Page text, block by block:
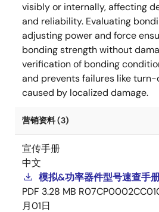
visibly or internally, affecting
and reliability. Evaluating
adjusting power and force
bonding strength without
verification of bonding
and prevents failures like
caused by localized damage.
营销资料 (3)
宣传手册
中文
模拟&功率器件型号速查手
PDF 3.28 MB
月01日